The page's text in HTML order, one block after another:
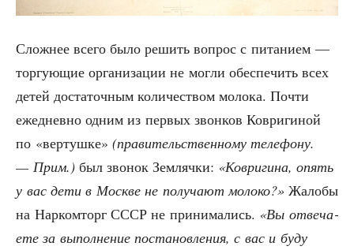
Слож­нее все­го было решить вопрос с пита­ни­ем —
тор­гу­ю­щие орга­ни­за­ции не мог­ли обес­пе­чить всех
детей доста­точ­ным коли­че­ством моло­ка. Почти
еже­днев­но одним из пер­вых звон­ков Коври­ги­ной
по «вер­туш­ке» (пра­ви­тель­ствен­но­му теле­фо­ну.
— Прим.) был зво­нок Зем­ляч­ки: «Коври­ги­на, опять
у вас дети в Москве не полу­ча­ют моло­ко?» Жало­бы
на Нар­ком­торг СССР не при­ни­ма­лись. «Вы отве­ча­
е­те за выпол­не­ние поста­нов­ле­ния, с вас и буду